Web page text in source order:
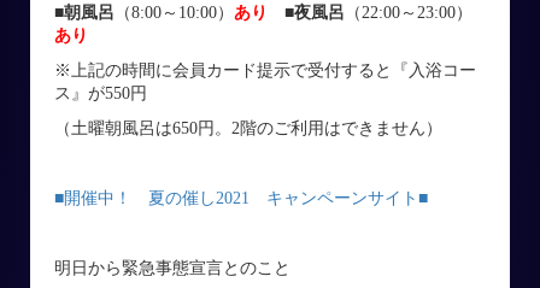
■朝風呂 （8:00～10:00） あり ■夜風呂 （22:00～23:00）
あり
※上記の時間に会員カード提示で受付すると『入浴コー
ス』が550円
（土曜朝風呂は650円。2階のご利用はできません）
■開催中！ 夏の催し2021 キャンペーンサイト■
明日から緊急事態宣言とのこと